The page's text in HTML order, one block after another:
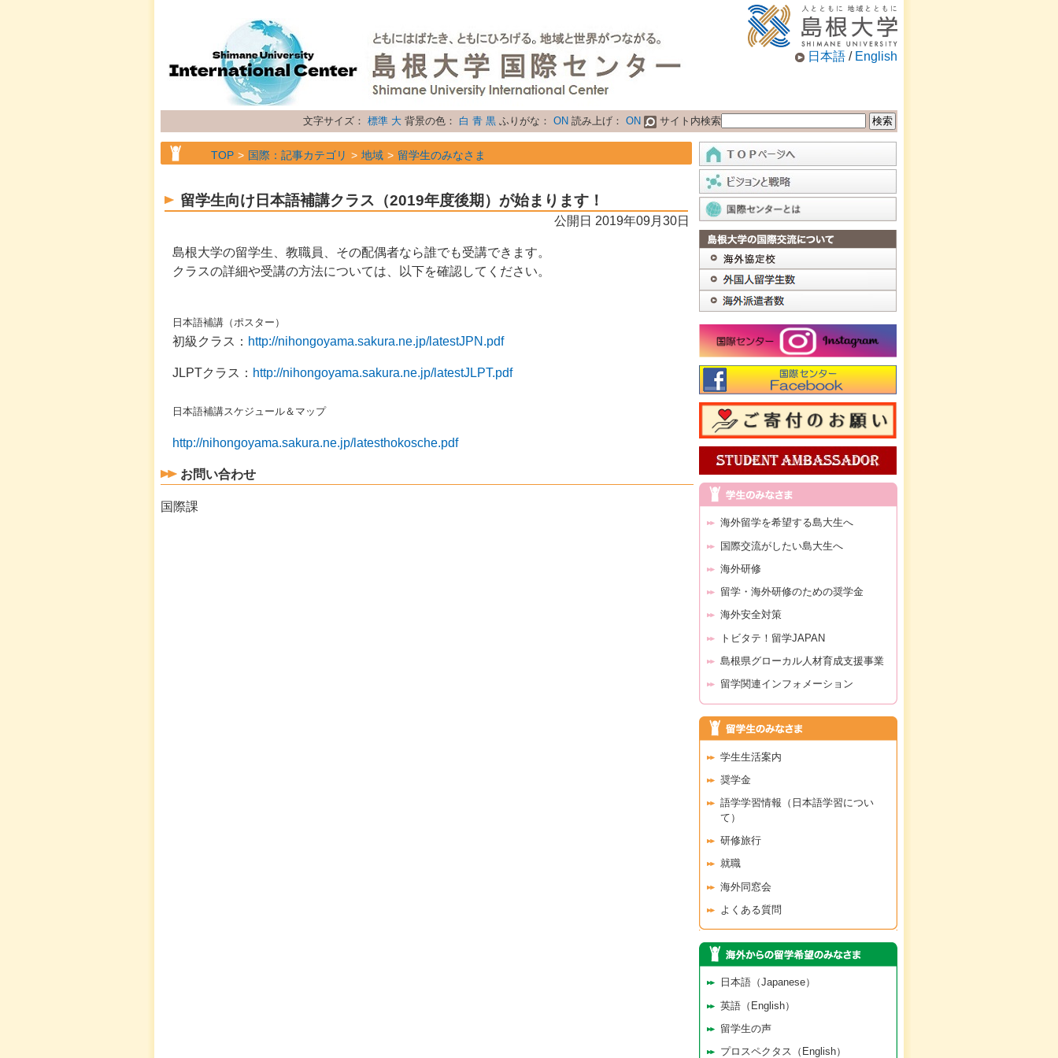
日本語 / English
文字サイズ： 標準 大 背景の色： 白 青 黒 ふりがな： ON 読み上げ： ON サイト内検索
TOP 国際：記事カテゴリ 地域 留学生のみなさま
留学生向け日本語補講クラス（2019年度後期）が始まります！
公開日 2019年09月30日
島根大学の留学生、教職員、その配偶者なら誰でも受講できます。
クラスの詳細や受講の方法については、以下を確認してください。
日本語補講（ポスター）
初級クラス： http://nihongoyama.sakura.ne.jp/latestJPN.pdf
JLPTクラス： http://nihongoyama.sakura.ne.jp/latestJLPT.pdf
日本語補講スケジュール＆マップ
http://nihongoyama.sakura.ne.jp/latesthokosche.pdf
お問い合わせ
国際課
海外留学を希望する島大生へ
国際交流がしたい島大生へ
海外研修
留学・海外研修のための奨学金
海外安全対策
トビタテ！留学JAPAN
島根県グローカル人材育成支援事業
留学関連インフォメーション
学生生活案内
奨学金
語学学習情報（日本語学習につい
て）
研修旅行
就職
海外同窓会
よくある質問
日本語（Japanese）
英語（English）
留学生の声
プロスペクタス（English）